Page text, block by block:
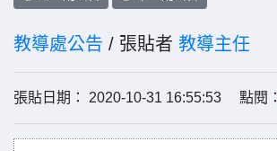
教導處公告 / 張貼者 教導主任
張貼日期： 2020-10-31 16:55:53 點閱：